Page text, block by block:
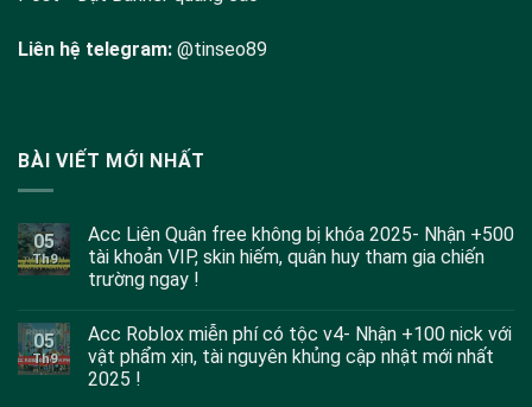
Liên hệ telegram: @tinseo89
BÀI VIẾT MỚI NHẤT
05
Th9
Acc Liên Quân free không bị khóa 2025- Nhận +500
tài khoản VIP, skin hiếm, quân huy tham gia chiến
trường ngay !
05
Th9
Acc Roblox miễn phí có tộc v4- Nhận +100 nick với
vật phẩm xịn, tài nguyên khủng cập nhật mới nhất
2025 !